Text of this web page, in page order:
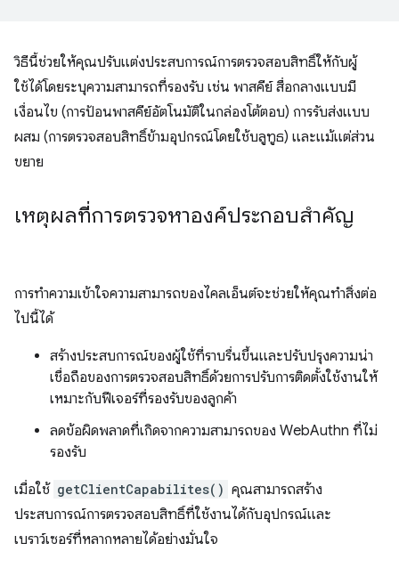
วิธีนี้ช่วยให้คุณปรับแต่งประสบการณ์การตรวจสอบสิทธิ์ให้กับผู้
ใช้ได้โดยระบุความสามารถที่รองรับ เช่น พาสคีย์ สื่อกลางแบบมี
เงื่อนไข (การป้อนพาสคีย์อัตโนมัติในกล่องโต้ตอบ) การรับส่งแบบ
ผสม (การตรวจสอบสิทธิ์ข้ามอุปกรณ์โดยใช้บลูทูธ) และแม้แต่ส่วน
ขยาย
เหตุผลที่การตรวจหาองค์ประกอบสำคัญ
การทำความเข้าใจความสามารถของไคลเอ็นต์จะช่วยให้คุณทำสิ่งต่อ
ไปนี้ได้
สร้างประสบการณ์ของผู้ใช้ที่ราบรื่นขึ้นและปรับปรุงความน่า
เชื่อถือของการตรวจสอบสิทธิ์ด้วยการปรับการติดตั้งใช้งานให้
เหมาะกับฟีเจอร์ที่รองรับของลูกค้า
ลดข้อผิดพลาดที่เกิดจากความสามารถของ WebAuthn ที่ไม่
รองรับ
เมื่อใช้ getClientCapabilites() คุณสามารถสร้าง
ประสบการณ์การตรวจสอบสิทธิ์ที่ใช้งานได้กับอุปกรณ์และ
เบราว์เซอร์ที่หลากหลายได้อย่างมั่นใจ